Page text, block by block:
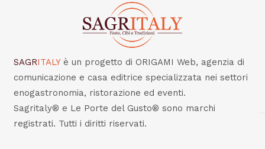
SAGRITALY è un progetto di ORIGAMI Web, agenzia di
comunicazione e casa editrice specializzata nei settori
enogastronomia, ristorazione ed eventi.
Sagritaly® e Le Porte del Gusto® sono marchi
registrati. Tutti i diritti riservati.